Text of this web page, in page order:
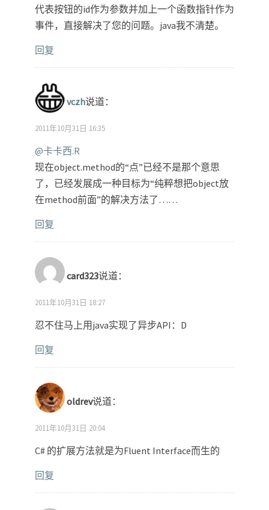
代表按钮的id作为参数并加上一个函数指针作为
事件，直接解决了您的问题。java我不清楚。
回复
vczh说道：
2011年10月31日 16:35
@卡卡西.R
现在object.method的“点”已经不是那个意思
了，已经发展成一种目标为“纯粹想把object放
在method前面”的解决方法了……
回复
card323说道：
2011年10月31日 18:27
忍不住马上用java实现了异步API：D
回复
oldrev说道：
2011年10月31日 20:04
C# 的扩展方法就是为Fluent Interface而生的
回复